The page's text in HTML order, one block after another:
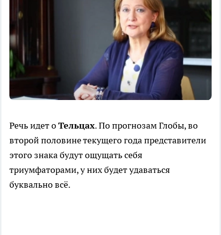
Речь идет оТельцах. По прогнозам Глобы, во
второй половине текущего года представители
этого знака будут ощущать себя
триумфаторами, у них будет удаваться
буквально всё.